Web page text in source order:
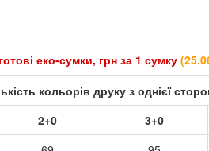
еко-сумки, грн за 1 сумку(
кольорів друку з однієї
2+0 3+0